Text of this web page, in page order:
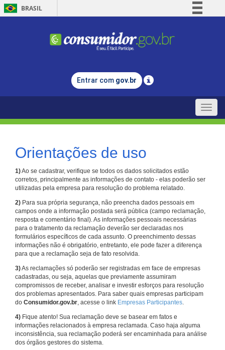
BRASIL
Comunica BR
Legislação
Entrar com gov.br
Toggle
Orientações de uso
1)Ao se cadastrar, verifique se todos os dados solicitados estão
corretos, principalmente as informações de contato - elas poderão ser
utilizadas pela empresa para resolução do problema relatado.
2) Para sua própria segurança, não preencha dados pessoais em
campos onde a informação postada será pública (campo reclamação,
resposta e comentário final). As informações pessoais necessárias
para o tratamento da reclamação deverão ser declaradas nos
formulários específicos de cada assunto. O preenchimento dessas
informações não é obrigatório, entretanto, ele pode fazer a diferença
para que a reclamação seja de fato resolvida.
3)As reclamações só poderão ser registradas em face de empresas
cadastradas, ou seja, aquelas que previamente assumiram
compromissos de receber, analisar e investir esforços para resolução
dos problemas apresentados. Para saber quais empresas participam
do Consumidor.gov.br, acesse o link Empresas Participantes.
4) Fique atento! Sua reclamação deve se basear em fatos e
informações relacionados à empresa reclamada. Caso haja alguma
inconsistência, sua reclamação poderá ser encaminhada para análise
dos órgãos gestores do sistema.